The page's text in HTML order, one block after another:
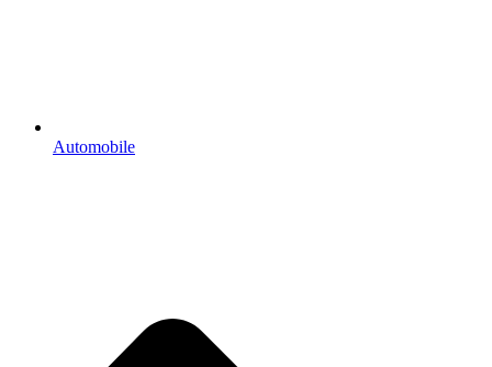
Automobile